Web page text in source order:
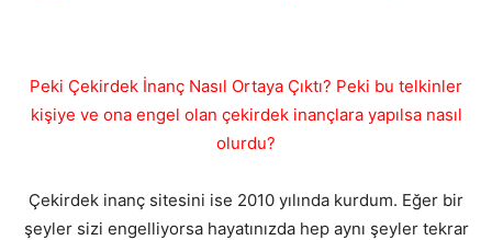
Peki Çekirdek İnanç Nasıl Ortaya Çıktı? Peki bu telkinler
kişiye ve ona engel olan çekirdek inançlara yapılsa nasıl
olurdu?
Çekirdek inanç sitesini ise 2010 yılında kurdum. Eğer bir
şeyler sizi engelliyorsa hayatınızda hep aynı şeyler tekrar